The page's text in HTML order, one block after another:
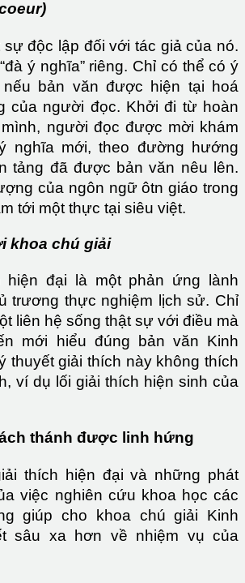
sự độc lập đối với tác giả của nó.
ý nghĩa” riêng. Chỉ có thể có ý
bản văn được hiện tại hoá
của người đọc. Khởi đi từ hoàn
người đọc được mời khám
nghĩa mới, theo đường hướng
tảng đã được bản văn nêu lên.
của ngôn ngữ ôtn giáo trong
tới một thực tại siêu việt.
khoa chú giải
hiện đại là một phản ứng lành
trương thực nghiệm lịch sử. Chỉ
liên hệ sống thật sự với điều mà
mới hiểu đúng bản văn Kinh
thuyết giải thích này không thích
ví dụ lối giải thích hiện sinh của
thánh được linh hứng
thích hiện đại và những phát
việc nghiên cứu khoa học các
giúp cho khoa chú giải Kinh
sâu xa hơn về nhiệm vụ của